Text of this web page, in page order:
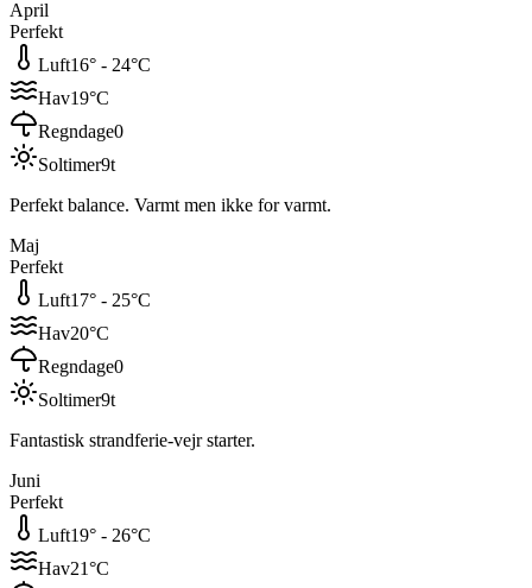
April
Perfekt
Luft16° - 24°C
Hav19°C
Regndage0
Soltimer9t
Perfekt balance. Varmt men ikke for varmt.
Maj
Perfekt
Luft17° - 25°C
Hav20°C
Regndage0
Soltimer9t
Fantastisk strandferie-vejr starter.
Juni
Perfekt
Luft19° - 26°C
Hav21°C